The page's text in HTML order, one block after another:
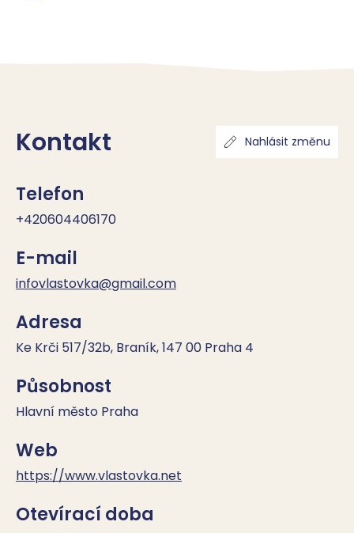
Kontakt Nahlásit změnu
Telefon
+420604406170
E-mail
infovlastovka@gmail.com
Adresa
Ke Krči 517/32b, Braník, 147 00 Praha 4
Působnost
Hlavní město Praha
Web
https://www.vlastovka.net
Otevírací doba